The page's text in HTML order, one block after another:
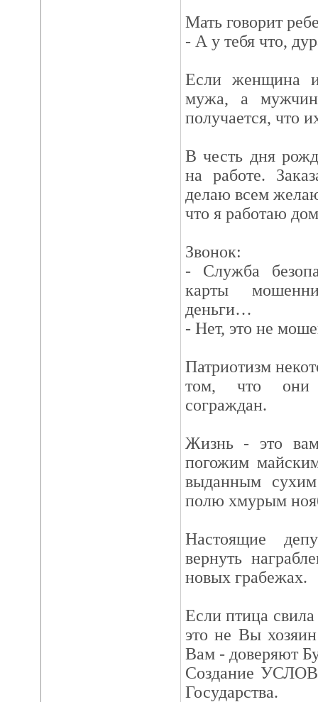
Мать говорит
- А у тебя что,
Если женщина
мужа, а
получается, что
В честь дня
на работе.
делаю всем
что я работаю
Звонок:
- Служба
карты
деньги…
- Нет, это не
Патриотизм
том, что они
сограждан.
Жизнь - это
погожим
выданным
полю хмурым
Настоящие
вернуть
новых грабежах.
Если птица
это не Вы
Вам - доверяют
Создание
Государства.